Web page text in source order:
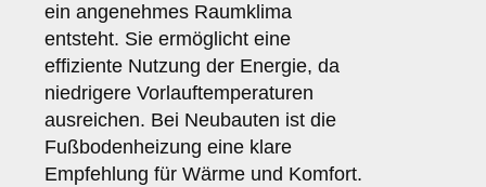
ein angenehmes Raumklima
entsteht. Sie ermöglicht eine
effiziente Nutzung der Energie, da
niedrigere Vorlauftemperaturen
ausreichen. Bei Neubauten ist die
Fußbodenheizung eine klare
Empfehlung für Wärme und Komfort.